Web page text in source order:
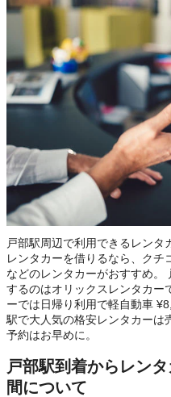
戸部駅周辺で利用できるレン
レンタカーを借りるなら、クチ
などのレンタカーがおすすめ。
するのはオリックスレンタカー
ーでは日帰り利用で軽自動車
駅で大人気の格安レンタカーは
予約はお早めに。
戸部駅到着からレン
間について